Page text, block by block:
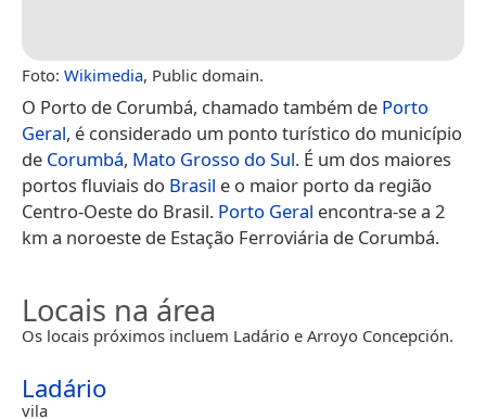
Foto: Wikimedia, Public domain.
O Porto de Corumbá, chamado também de Porto
Geral, é considerado um ponto turístico do município
de Corumbá, Mato Grosso do Sul. É um dos maiores
portos fluviais do Brasil e o maior porto da região
Centro-Oeste do Brasil. Porto Geral encontra-se a 2
km a noroeste de Estação Ferroviária de Corumbá.
Locais na área
Os locais próximos incluem Ladário e Arroyo Concepción.
Ladário
vila